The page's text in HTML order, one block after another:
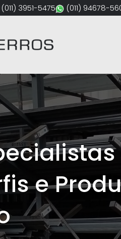
(011) 3951-5475 (011) 94678-
e